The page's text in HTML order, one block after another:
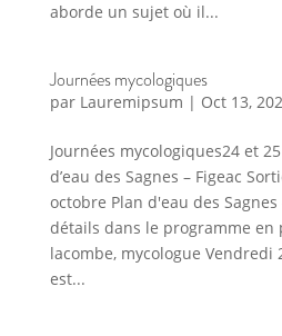
aborde un sujet où il...
Journées mycologiques
par Lauremipsum | Oct 13,
Journées mycologiques24 et
d’eau des Sagnes – Figeac
octobre Plan d'eau des Sagnes
détails dans le programme en
lacombe, mycologue Vendredi
est...